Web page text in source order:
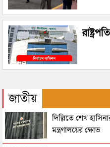
জাতীয়
দিল্লিতে শেখ
মন্ত্রণালয়ের ক্ষোভ